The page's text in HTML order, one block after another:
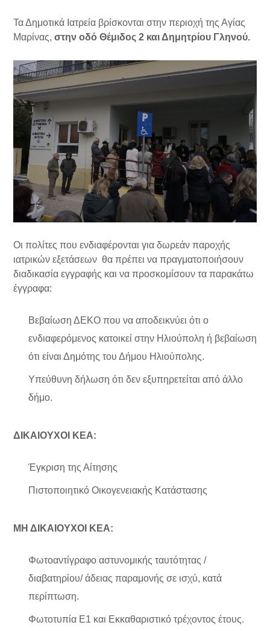
Τα Δημοτικά Ιατρεία βρίσκονται στην περιοχή της Αγίας
Μαρίνας, στην οδό Θέμιδος 2 και Δημητρίου Γληνού.
Οι πολίτες που ενδιαφέρονται για δωρεάν παροχής
ιατρικών εξετάσεων θα πρέπει να πραγματοποιήσουν
διαδικασία εγγραφής και να προσκομίσουν τα παρακάτω
έγγραφα:
Βεβαίωση ΔΕΚΟ που να αποδεικνύει ότι ο
ενδιαφερόμενος κατοικεί στην Ηλιούπολη ή βεβαίωση
ότι είναι Δημότης του Δήμου Ηλιούπολης.
Υπεύθυνη δήλωση ότι δεν εξυπηρετείται από άλλο
δήμο.
ΔΙΚΑΙΟΥΧΟΙ ΚΕΑ:
Έγκριση της Αίτησης
Πιστοποιητικό Οικογενειακής Κατάστασης
ΜΗ ΔΙΚΑΙΟΥΧΟΙ ΚΕΑ:
Φωτοαντίγραφο αστυνομικής ταυτότητας /
διαβατηρίου/ άδειας παραμονής σε ισχύ, κατά
περίπτωση.
Φωτοτυπία Ε1 και Εκκαθαριστικό τρέχοντος έτους.